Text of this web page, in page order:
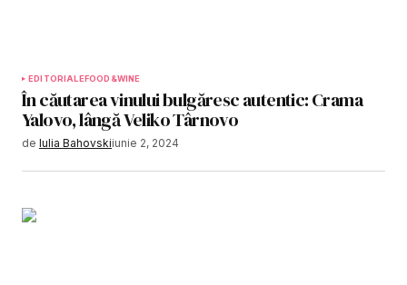
EDITORIALEFOOD&WINE
În căutarea vinului bulgăresc autentic: Crama
Yalovo, lângă Veliko Târnovo
de Iulia Bahovskiiunie 2, 2024